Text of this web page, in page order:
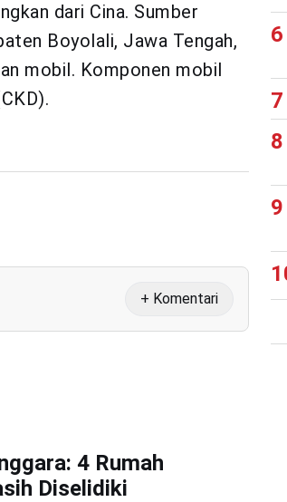
dari Cina. Sumber
Boyolali, Jawa Tengah,
mobil. Komponen mobil
+ Komentari
4 Rumah
Diselidiki